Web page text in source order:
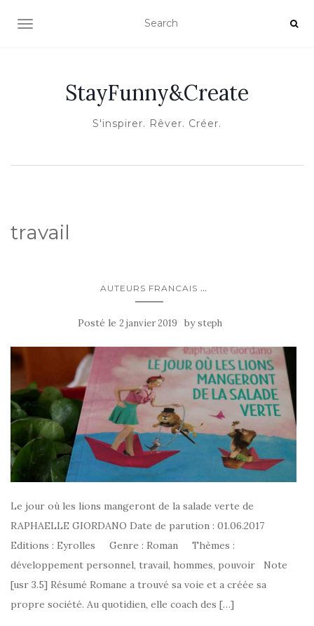
OUVRIR/FERMER LA NAVIGATION
StayFunny&Create
S'inspirer. Rêver. Créer.
travail
AUTEURS FRANCAIS ...
Posté le 2 janvier 2019 bysteph
Le jour où les lions mangeront de la salade verte de
RAPHAELLE GIORDANO Date de parution : 01.06.2017
Editions : Eyrolles Genre : Roman Thèmes :
développement personnel, travail, hommes, pouvoir Note
[usr 3.5] Résumé Romane a trouvé sa voie et a créée sa
propre société. Au quotidien, elle coach des […]